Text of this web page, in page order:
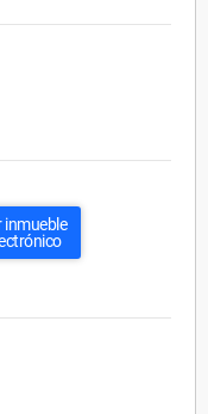
inmueble